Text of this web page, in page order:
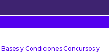
Bases y Condiciones Concursos y